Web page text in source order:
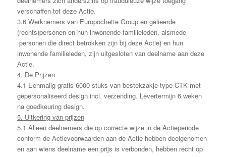
verschaffen tot deze Actie.
3.6 Werknemers van Europochette Group en gelieerde
(rechts)personen en hun inwonende familieleden, alsmede
personen die direct betrokken zijn bij deze Actie) en hun
inwonende familieleden, zijn uitgesloten van deelname aan deze
Actie.
4. De Prijzen
4.1 Eenmalig gratis 6000 stuks van bestekzakje type CTK met
gepersonaliseerd design incl. verzending. Levertermijn 6 weken
na goedkeuring design.
5. Uitkering van prijzen
5.1 Alleen deelnemers die op correcte wijze in de Actieperiode
conform de Actievoorwaarden aan de Actie hebben deelgenomen
en aan wiens deelname een prijs is verbonden, hebben recht op